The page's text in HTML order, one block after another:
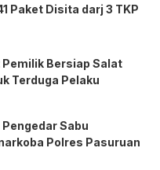
Paket Disita darj 3 TKP
Bersiap Salat
Terduga Pelaku
Sabu
Polres Pasuruan